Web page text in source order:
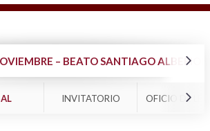
– BEATO SANTIAGO
INVITATORIO OFICIO DE